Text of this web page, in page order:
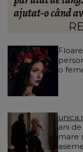
o
ani de
mare